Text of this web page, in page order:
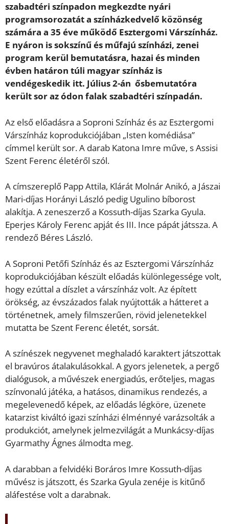
szabadtéri színpadon megkezdte nyári
programsorozatát a színházkedvelő közönség
számára a 35 éve működő Esztergomi Várszínház.
E nyáron is sokszínű és műfajú színházi, zenei
program kerül bemutatásra, hazai és minden
évben határon túli magyar színház is
vendégeskedik itt. Július 2-án ősbemutatóra
került sor az ódon falak szabadtéri színpadán.
Az első előadásra a Soproni Színház és az Esztergomi
Várszínház koprodukciójában „Isten komédiása”
címmel került sor. A darab Katona Imre műve, s Assisi
Szent Ferenc életéről szól.
A címszereplő Papp Attila, Klárát Molnár Anikó, a Jászai
Mari-díjas Horányi László pedig Ugulino bíborost
alakítja. A zeneszerző a Kossuth-díjas Szarka Gyula.
Eperjes Károly Ferenc apját és III. Ince pápát játssza. A
rendező Béres László.
A Soproni Petőfi Színház és az Esztergomi Várszínház
koprodukciójában készült előadás különlegessége volt,
hogy ezúttal a díszlet a várszínház volt. Az épített
örökség, az évszázados falak nyújtották a hátteret a
történetnek, amely filmszerűen, rövid jelenetekkel
mutatta be Szent Ferenc életét, sorsát.
A színészek negyvenet meghaladó karaktert játszottak
el bravúros átalakulásokkal. A gyors jelenetek, a pergő
dialógusok, a művészek energiadús, erőteljes, magas
színvonalú játéka, a hatásos, dinamikus rendezés, a
megelevenedő képek, az előadás légköre, üzenete
katarzist kiváltó igazi színházi élménnyé varázsolták a
produkciót, amelynek jelmezvilágát a Munkácsy-díjas
Gyarmathy Ágnes álmodta meg.
A darabban a felvidéki Boráros Imre Kossuth-díjas
művész is játszott, és Szarka Gyula zenéje is kitűnő
aláfestése volt a darabnak.